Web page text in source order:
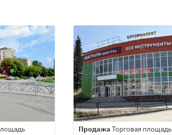
ПродажаТорговая площадь